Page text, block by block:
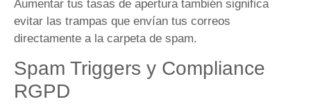
Aumentar tus tasas de apertura también significa
evitar las trampas que envían tus correos
directamente a la carpeta de spam.
Spam Triggers y Compliance
RGPD